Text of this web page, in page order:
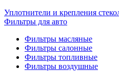
Уплотнители и крепления
Фильтры для авто
Фильтры масляные
Фильтры салонные
Фильтры топливные
Фильтры воздушные